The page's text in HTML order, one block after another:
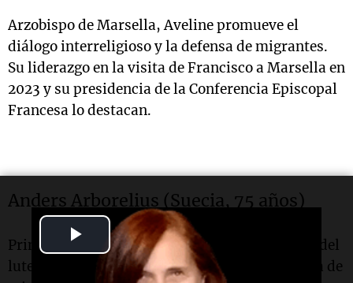
Play
Video
Arzobispo de Marsella, Aveline promueve el
diálogo interreligioso y la defensa de migrantes.
Su liderazgo en la visita de Francisco a Marsella en
2023 y su presidencia de la Conferencia Episcopal
Francesa lo destacan.
Anders Arborelius (Suecia, 75 años)
Primer cardenal sueco, Arborelius se convirtió del
luteranismo al catolicismo. Defiende la acogida de